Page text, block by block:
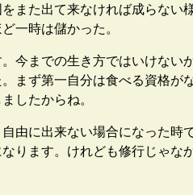
また出て来なければ成らない
一時は儲かった。
今までの生き方ではいけない
まず第一自分は食べる資格が
したからね。
由に出来ない場合になった時
ります。けれども修行じゃな